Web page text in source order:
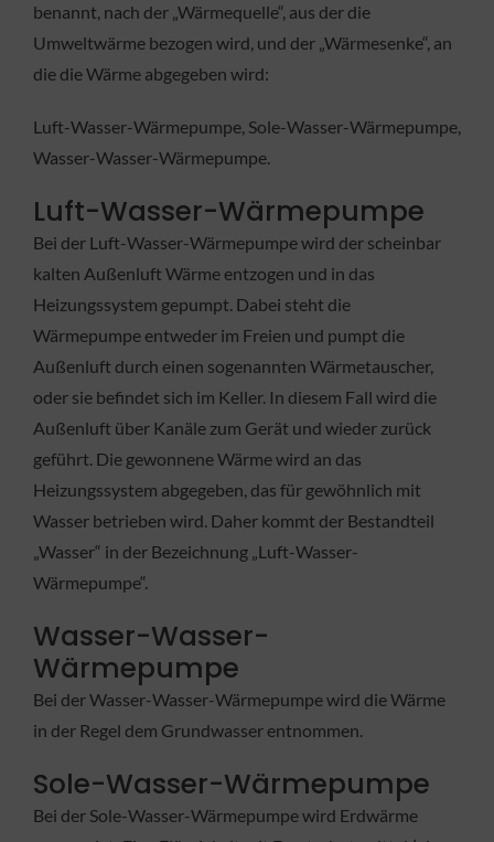
benannt, nach der „Wärmequelle“, aus der die
Umweltwärme bezogen wird, und der „Wärmesenke“, an
die die Wärme abgegeben wird:
Luft-Wasser-Wärmepumpe, Sole-Wasser-Wärmepumpe,
Wasser-Wasser-Wärmepumpe.
Luft-Wasser-Wärmepumpe
Bei der Luft-Wasser-Wärmepumpe wird der scheinbar
kalten Außenluft Wärme entzogen und in das
Heizungssystem gepumpt. Dabei steht die
Wärmepumpe entweder im Freien und pumpt die
Außenluft durch einen sogenannten Wärmetauscher,
oder sie befindet sich im Keller. In diesem Fall wird die
Außenluft über Kanäle zum Gerät und wieder zurück
geführt. Die gewonnene Wärme wird an das
Heizungssystem abgegeben, das für gewöhnlich mit
Wasser betrieben wird. Daher kommt der Bestandteil
„Wasser“ in der Bezeichnung „Luft-Wasser-
Wärmepumpe“.
Wasser-Wasser-
Wärmepumpe
Bei der Wasser-Wasser-Wärmepumpe wird die Wärme
in der Regel dem Grundwasser entnommen.
Sole-Wasser-Wärmepumpe
Bei der Sole-Wasser-Wärmepumpe wird Erdwärme